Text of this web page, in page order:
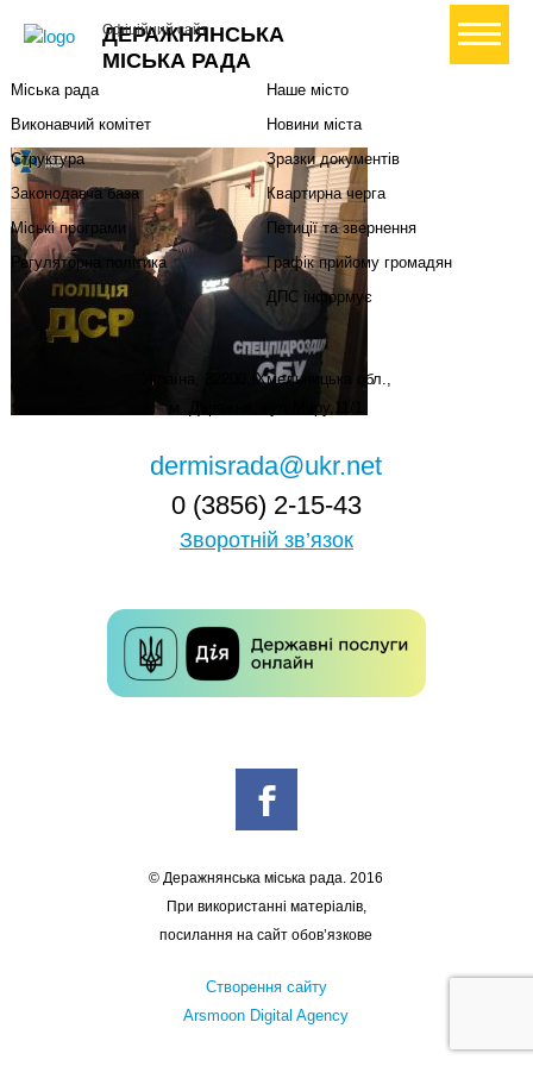
ДЕРАЖНЯНСЬКА
МІСЬКА РАДА
Офіційний сайт+ Створити петицію
Міський голова
Міська рада
Виконавчий комітет
Структура
Законодавча база
Міські програми
Регуляторна політика
Наше місто
Новини міста
Зразки документів
Квартирна черга
Петиції та звернення
Графік прийому громадян
ДПС інформує
Україна, 32200, Хмельницька обл.,
м. Деражня, вул.Миру,11/1
dermisrada@ukr.net
0 (3856) 2-15-43
Зворотній зв’язок
© Деражнянська міська рада. 2016
При використанні матеріалів,
посилання на сайт обов’язкове
Створення сайту
Arsmoon Digital Agency